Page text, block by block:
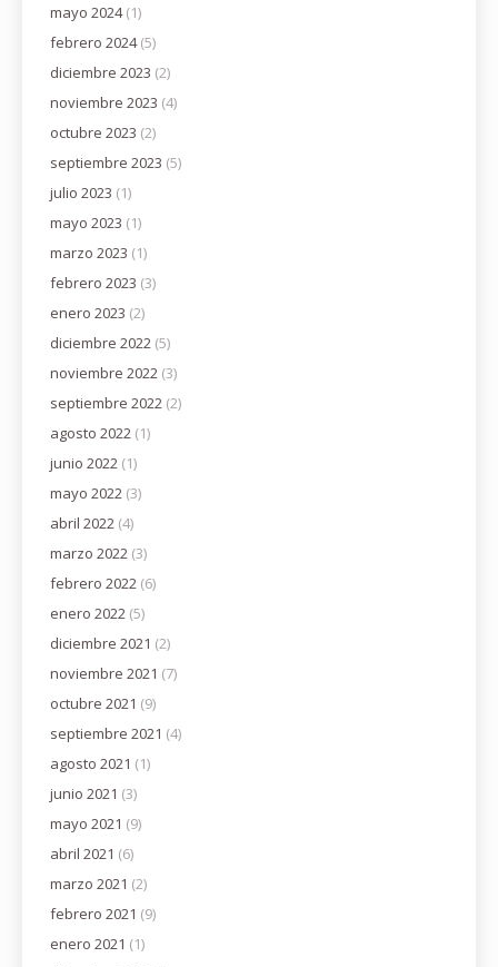
mayo 2024(1)
febrero 2024(5)
diciembre 2023 (2)
noviembre 2023 (4)
octubre 2023 (2)
septiembre 2023 (5)
julio 2023 (1)
mayo 2023 (1)
marzo 2023 (1)
febrero 2023 (3)
enero 2023 (2)
diciembre 2022 (5)
noviembre 2022 (3)
septiembre 2022 (2)
agosto 2022 (1)
junio 2022 (1)
mayo 2022 (3)
abril 2022 (4)
marzo 2022 (3)
febrero 2022 (6)
enero 2022 (5)
diciembre 2021 (2)
noviembre 2021 (7)
octubre 2021 (9)
septiembre 2021 (4)
agosto 2021 (1)
junio 2021 (3)
mayo 2021 (9)
abril 2021 (6)
marzo 2021 (2)
febrero 2021 (9)
enero 2021 (1)